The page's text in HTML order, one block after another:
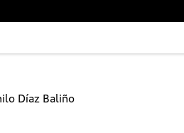
Díaz Baliño